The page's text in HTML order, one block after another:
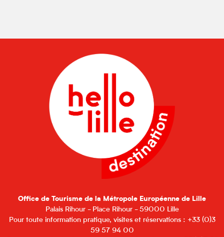
Office de Tourisme de la Métropole Européenne de Lille
Palais Rihour - Place Rihour - 59000 Lille
Pour toute information pratique, visites et réservations : +33 (0)3
59 57 94 00